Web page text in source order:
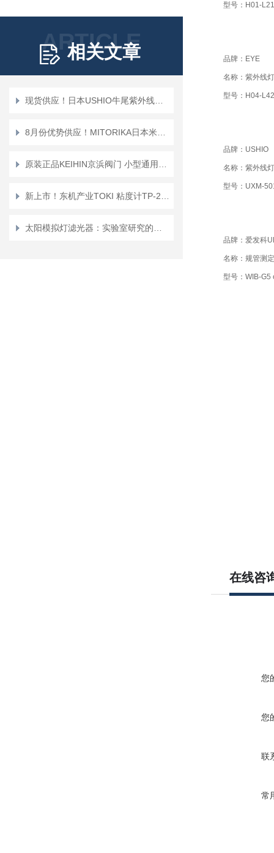
ARTICLE
相关文章
型号：H01-
品牌：EYE
名称：紫外线
型号：H04-L42
品牌：USHIO
名称：紫外线
型号：UXM-
品牌：爱发科
名称：规管测
型号：WIB-G5
在线咨
您
您
联
常